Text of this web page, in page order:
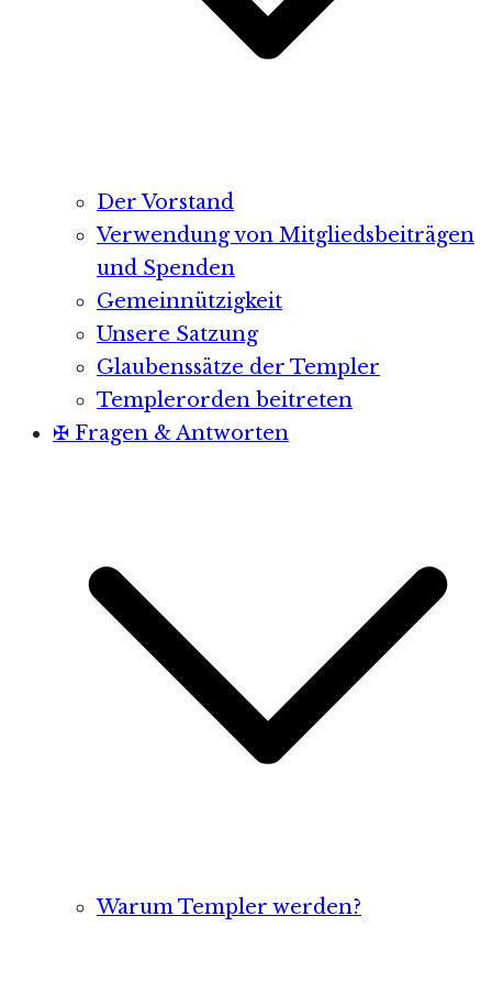
Der Vorstand
Verwendung von Mitgliedsbeiträgen
und Spenden
Gemeinnützigkeit
Unsere Satzung
Glaubenssätze der Templer
Templerorden beitreten
✠ Fragen & Antworten
Warum Templer werden?